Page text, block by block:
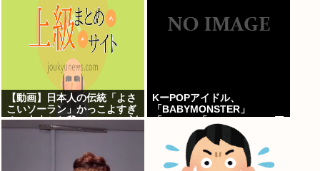
【動画】日本人の伝統「よさ
こいソーラン」かっこよすぎ
る。古来から我々のDNAに刻
まれた踊り
KーPOPアイドル、
「BABYMONSTER」
「ILLIT」「RESCENE」の三
国志時代に突入！